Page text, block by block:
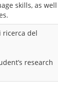
skills, as well
ricerca del
research